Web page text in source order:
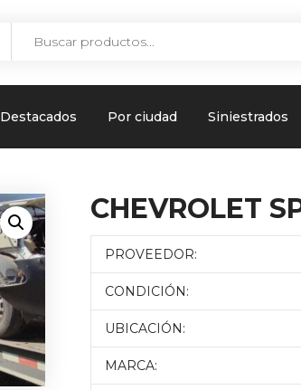
Destacados Por ciudad Siniestrados
CHEVROLET
PROVEEDOR:
CONDICIÓN:
UBICACIÓN:
MARCA: